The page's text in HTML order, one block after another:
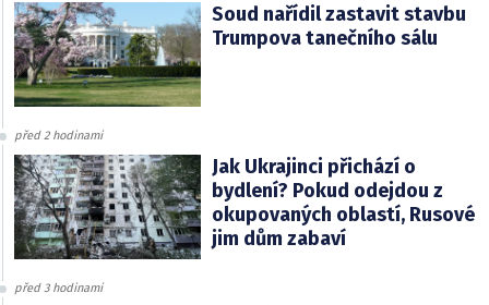
Soud nařídil zastavit stavbu
Trumpova tanečního sálu
před 2 hodinami
Jak Ukrajinci přichází o
bydlení? Pokud odejdou z
okupovaných oblastí, Rusové
jim dům zabaví
před 3 hodinami